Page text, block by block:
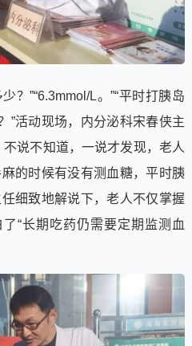
？”“6.3mmol/L。”“平时打胰岛
”活动现场，内分泌科宋春侠主
不说不知道，一说才发现，老人
的时候有没有测血糖，平时胰
细致地解说下，老人不仅掌握
“长期吃药仍需要定期监测血